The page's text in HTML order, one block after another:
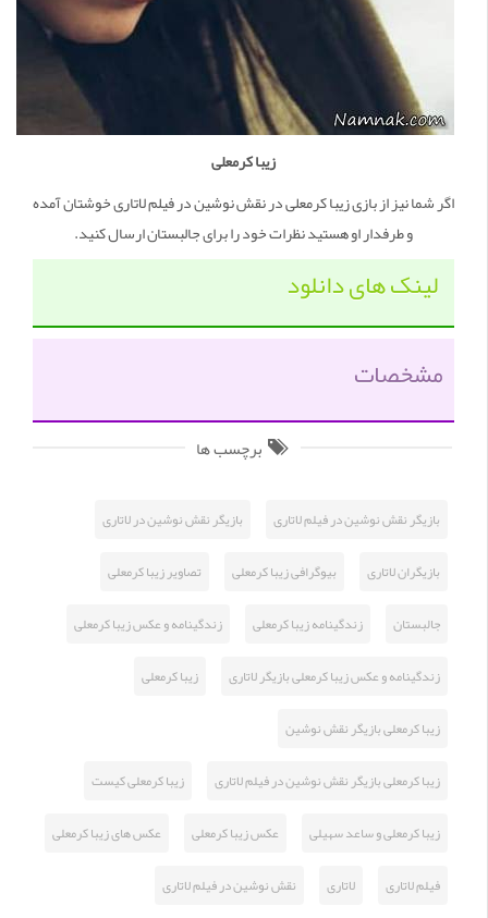
زیبا کرمعلی
اگر شما نیز از بازی زیبا کرمعلی در نقش نوشین در فیلم لاتاری خوشتان آمده
و طرفدار او هستید نظرات خود را برای جالبستان ارسال کنید.
لینک های دانلود
مشخصات
برچسب ها
بازیگر نقش نوشین در فیلم لاتاری
بازیگر نقش نوشین در لاتاری
بازیگران لاتاری
بیوگرافی زیبا کرمعلی
تصاویر زیبا کرمعلی
جالبستان
زندگینامه زیبا کرمعلی
زندگینامه و عکس زیبا کرمعلی
زندگینامه و عکس زیبا کرمعلی بازیگر لاتاری
زیبا کرمعلی
زیبا کرمعلی بازیگر نقش نوشین
زیبا کرمعلی بازیگر نقش نوشین در فیلم لاتاری
زیبا کرمعلی کیست
زیبا کرمعلی و ساعد سهیلی
عکس زیبا کرمعلی
عکس های زیبا کرمعلی
فیلم لاتاری
لاتاری
نقش نوشین در فیلم لاتاری